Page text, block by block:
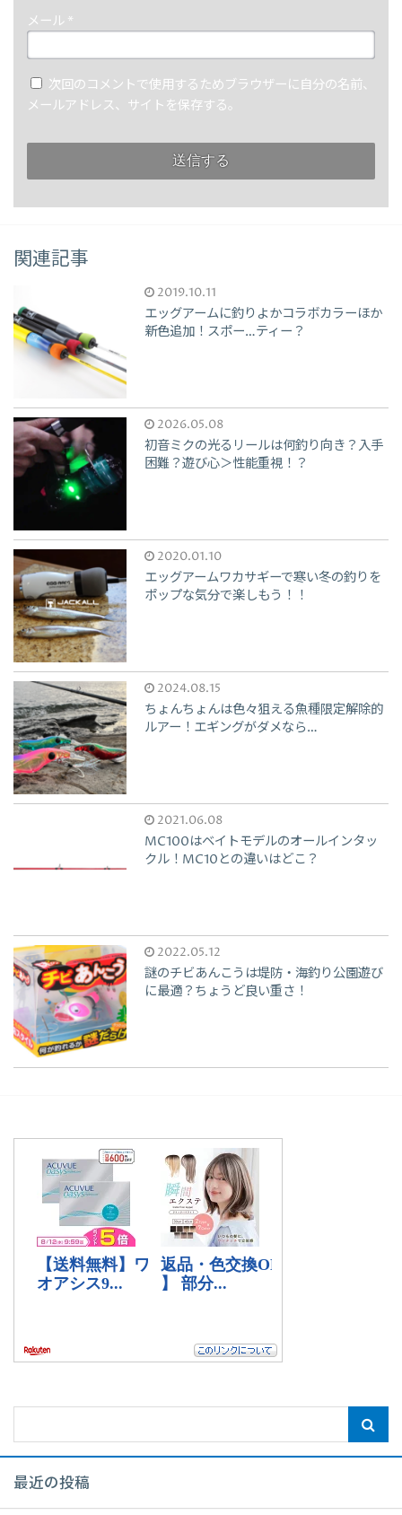
メール *
次回のコメントで使用するためブラウザーに自分の名前、
メールアドレス、サイトを保存する。
関連記事
2019.10.11
エッグアームに釣りよかコラボカラーほか
新色追加！スポー…ティー？
2026.05.08
初音ミクの光るリールは何釣り向き？入手
困難？遊び心＞性能重視！？
2020.01.10
エッグアームワカサギーで寒い冬の釣りを
ポップな気分で楽しもう！！
2024.08.15
ちょんちょんは色々狙える魚種限定解除的
ルアー！エギングがダメなら…
2021.06.08
MC100はベイトモデルのオールインタッ
クル！MC10との違いはどこ？
2022.05.12
謎のチビあんこうは堤防・海釣り公園遊び
に最適？ちょうど良い重さ！
最近の投稿